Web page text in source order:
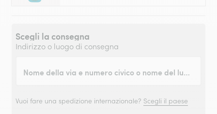
Scegli la consegna
Indirizzo o luogo di consegna
Nome della via e numero civico o nome del luogo
Vuoi fare una spedizione internazionale? Scegli il paese